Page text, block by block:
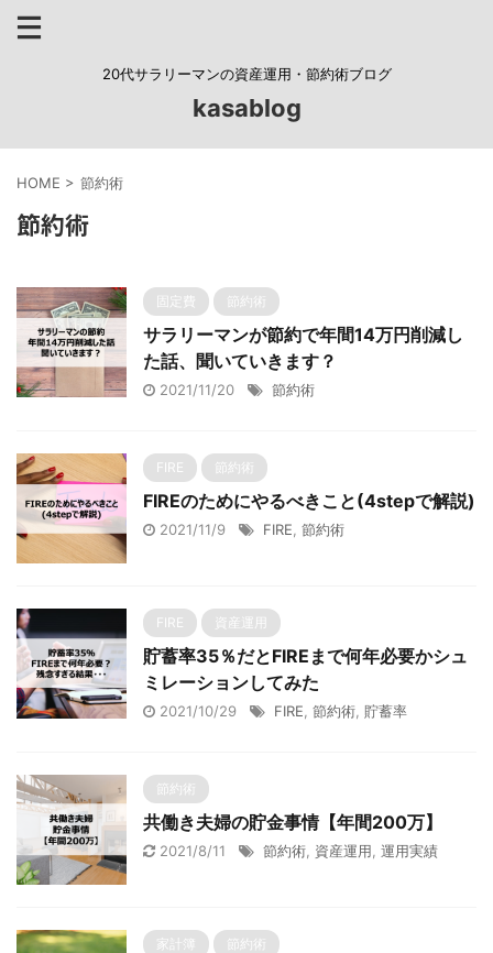
20代サラリーマンの資産運用・節約術ブログ
kasablog
HOME > 節約術
節約術
固定費 節約術
サラリーマンが節約で年間14万円削減し
た話、聞いていきます？
2021/11/20 節約術
FIRE 節約術
FIREのためにやるべきこと(4stepで解説)
2021/11/9 FIRE 節約術
FIRE 資産運用
貯蓄率35％だとFIREまで何年必要かシュ
ミレーションしてみた
2021/10/29 FIRE 節約術 貯蓄率
節約術
共働き夫婦の貯金事情【年間200万】
2021/8/11 節約術 資産運用 運用実績
家計簿 節約術